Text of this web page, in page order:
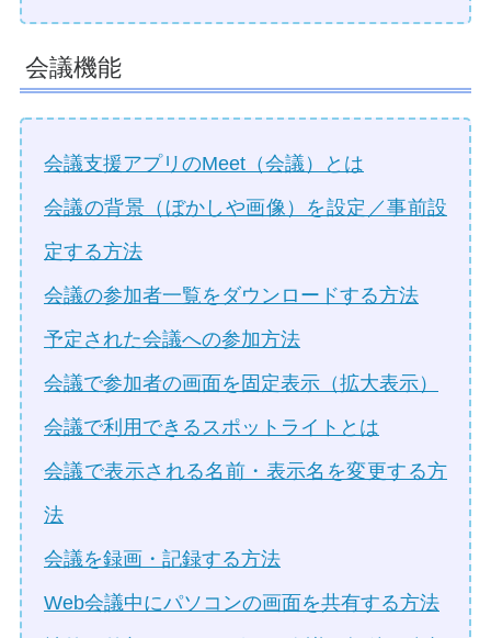
会議機能
会議支援アプリのMeet（会議）とは
会議の背景（ぼかしや画像）を設定／事前設
定する方法
会議の参加者一覧をダウンロードする方法
予定された会議への参加方法
会議で参加者の画面を固定表示（拡大表示）
会議で利用できるスポットライトとは
会議で表示される名前・表示名を変更する方
法
会議を録画・記録する方法
Web会議中にパソコンの画面を共有する方法